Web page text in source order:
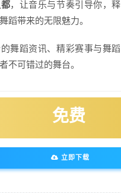
，让音乐与节奏引导你，
蹈带来的无限魅力。
舞蹈资讯、精彩赛事与舞
不可错过的舞台。
免费
立即下载